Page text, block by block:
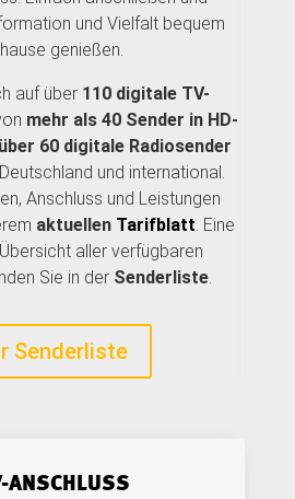
und Vielfalt bequem
genießen.
auf über 110 digitale TV-
mehr als 40 Sender in HD-
über 60 digitale Radiosender
und international.
Anschluss und Leistungen
aktuellen Tarifblatt. Eine
aller verfügbaren
Sie in der Senderliste.
Senderliste
ANSCHLUSS